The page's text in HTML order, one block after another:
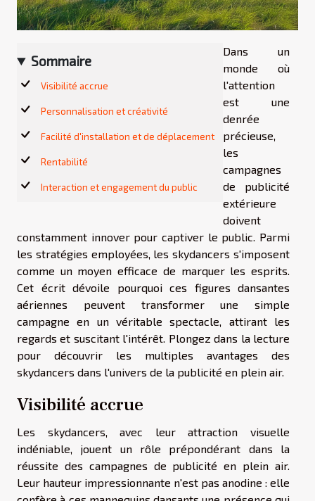
Sommaire
Visibilité accrue
Personnalisation et créativité
Facilité d'installation et de déplacement
Rentabilité
Interaction et engagement du public
Dans un
monde où
l'attention
est une
denrée
précieuse,
les
campagnes
de publicité
extérieure
doivent
constamment innover pour captiver le public. Parmi
les stratégies employées, les skydancers s'imposent
comme un moyen efficace de marquer les esprits.
Cet écrit dévoile pourquoi ces figures dansantes
aériennes peuvent transformer une simple
campagne en un véritable spectacle, attirant les
regards et suscitant l'intérêt. Plongez dans la lecture
pour découvrir les multiples avantages des
skydancers dans l'univers de la publicité en plein air.
Visibilité accrue
Les skydancers, avec leur attraction visuelle
indéniable, jouent un rôle prépondérant dans la
réussite des campagnes de publicité en plein air.
Leur hauteur impressionnante n'est pas anodine : elle